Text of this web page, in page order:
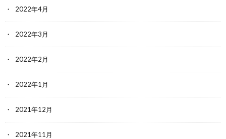
2022年4月
2022年3月
2022年2月
2022年1月
2021年12月
2021年11月